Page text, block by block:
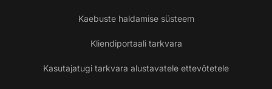
Kaebuste haldamise süsteem
Kliendiportaali tarkvara
Kasutajatugi tarkvara alustavatele ettevõtetele